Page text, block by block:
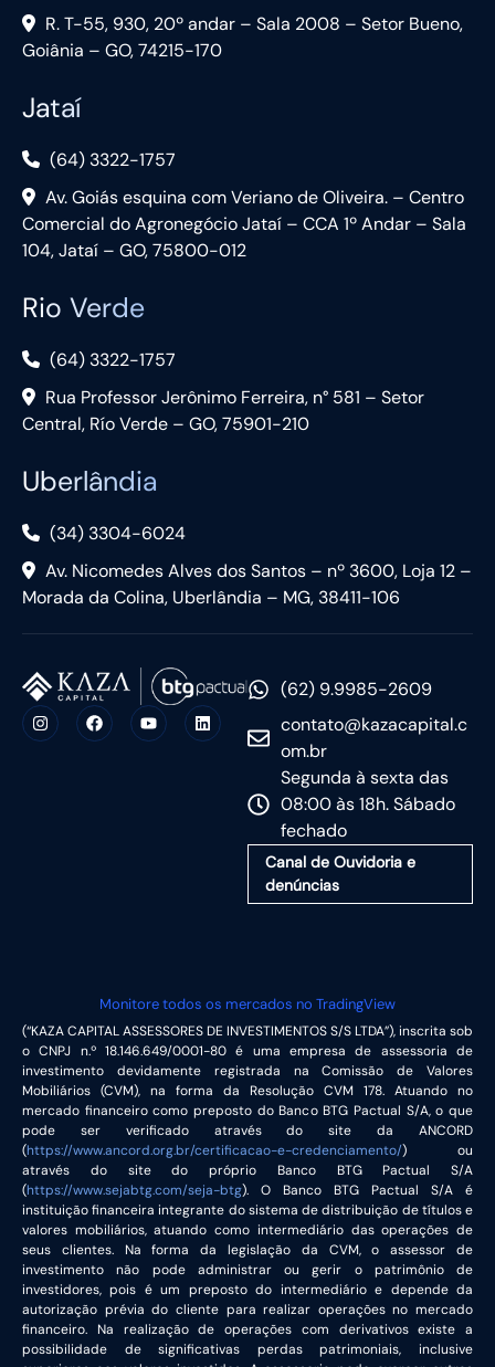
R. T-55, 930, 20º andar – Sala 2008 – Setor Bueno,
Goiânia – GO, 74215-170
Jataí
(64) 3322-1757
Av. Goiás esquina com Veriano de Oliveira. – Centro
Comercial do Agronegócio Jataí – CCA 1º Andar – Sala
104, Jataí – GO, 75800-012
Rio Verde
(64) 3322-1757
Rua Professor Jerônimo Ferreira, n° 581 – Setor
Central, Río Verde – GO, 75901-210
Uberlândia
(34) 3304-6024
Av. Nicomedes Alves dos Santos – nº 3600, Loja 12 –
Morada da Colina, Uberlândia – MG, 38411-106
(62) 9.9985-2609
contato@kazacapital.c
om.br
Segunda à sexta das
08:00 às 18h. Sábado
fechado
Canal de Ouvidoria e
denúncias
Monitore todos os mercados no TradingView
(“KAZA CAPITAL ASSESSORES DE INVESTIMENTOS S/S LTDA”), inscrita sob
o CNPJ n.º 18.146.649/0001-80 é uma empresa de assessoria de
investimento devidamente registrada na Comissão de Valores
Mobiliários (CVM), na forma da Resolução CVM 178. Atuando no
mercado financeiro como preposto do Banco BTG Pactual S/A, o que
pode ser verificado através do site da ANCORD
(https://www.ancord.org.br/certificacao-e-credenciamento/) ou
através do site do próprio Banco BTG Pactual S/A
(https://www.sejabtg.com/seja-btg). O Banco BTG Pactual S/A é
instituição financeira integrante do sistema de distribuição de títulos e
valores mobiliários, atuando como intermediário das operações de
seus clientes. Na forma da legislação da CVM, o assessor de
investimento não pode administrar ou gerir o patrimônio de
investidores, pois é um preposto do intermediário e depende da
autorização prévia do cliente para realizar operações no mercado
financeiro. Na realização de operações com derivativos existe a
possibilidade de significativas perdas patrimoniais, inclusive